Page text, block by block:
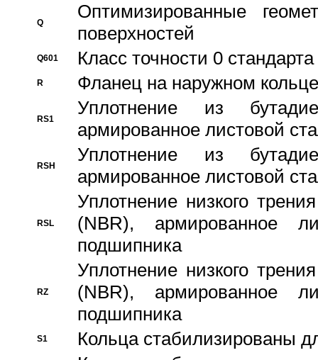
Q
Оптимизированные
поверхностей
Q601 Класс точности 0
R Фланец на наружном кольце
RS1
Уплотнение из
армированное листовой
RSH
Уплотнение из
армированное листовой
RSL
Уплотнение низкого
(NBR), армированное
подшипника
RZ
Уплотнение низкого
(NBR), армированное
подшипника
S1 Кольца стабилизированы